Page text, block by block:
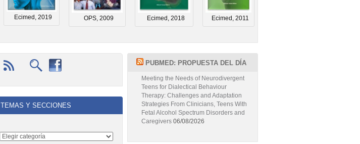
Ecimed, 2019 OPS, 2009 Ecimed, 2018 Ecimed, 2011
TEMAS Y SECCIONES
PUBMED: PROPUESTA DEL DÍA
Meeting the Needs of Neurodivergent
Teens for Dialectical Behaviour
Therapy: Challenges and Adaptation
Strategies From Clinicians, Teens With
Fetal Alcohol Spectrum Disorders and
Caregivers 06/08/2026